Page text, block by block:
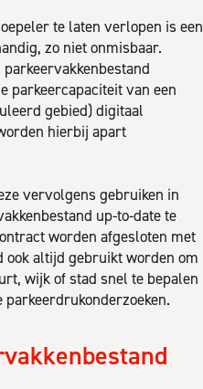
te laten verlopen is een
zo niet onmisbaar.
parkeercapaciteit van een
gebied) digitaal
hierbij apart
vervolgens gebruiken in
up-to-date te
worden afgesloten met
ook altijd gebruikt worden om
wijk of stad snel te bepalen